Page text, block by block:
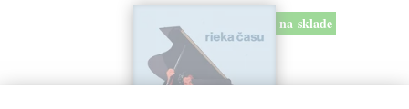
na sklade